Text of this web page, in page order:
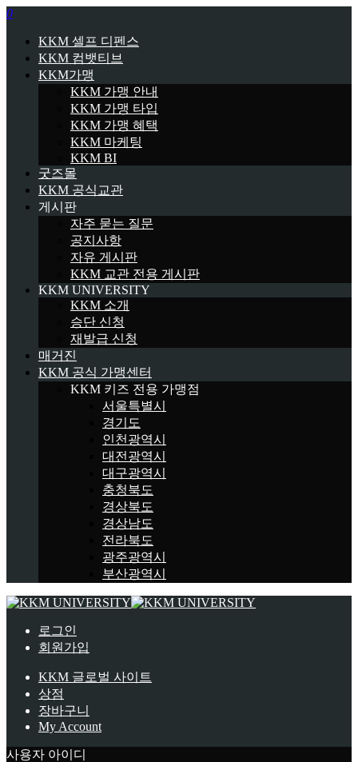
0
KKM 셀프 디펜스
KKM 컴뱃티브
KKM가맹
KKM 가맹 안내
KKM 가맹 타입
KKM 가맹 혜택
KKM 마케팅
KKM BI
굿즈몰
KKM 공식교관
게시판
자주 묻는 질문
공지사항
자유 게시판
KKM 교관 전용 게시판
KKM UNIVERSITY
KKM 소개
승단 신청
재발급 신청
매거진
KKM 공식 가맹센터
KKM 키즈 전용 가맹점
서울특별시
경기도
인천광역시
대전광역시
대구광역시
충청북도
경상북도
경상남도
전라북도
광주광역시
부산광역시
로그인
회원가입
KKM 글로벌 사이트
상점
장바구니
My Account
사용자 아이디